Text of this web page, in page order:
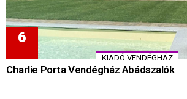
KIADÓ VENDÉGHÁZ
Charlie Porta Vendégház Abádszalók